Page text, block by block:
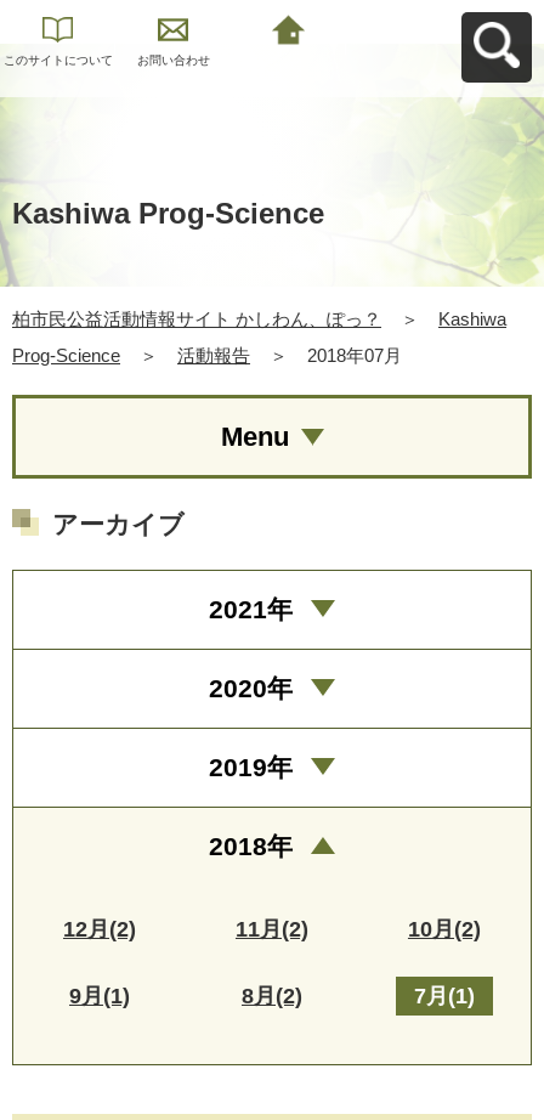
このサイトについて お問い合わせ
Kashiwa Prog-Science
柏市民公益活動情報サイト かしわん、ぽっ？ ＞
Kashiwa
Prog-Science
＞ 活動報告 ＞ 2018年07月
Menu
アーカイブ
2021年
2020年
2019年
2018年
12月(2) 11月(2) 10月(2)
9月(1) 8月(2) 7月(1)